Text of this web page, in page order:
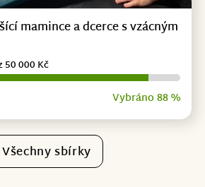
mamince a dcerce s vzácným
Vybráno 88 %
50 000 Kč
Všechny sbírky